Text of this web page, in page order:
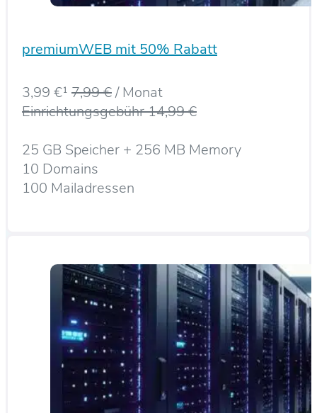
premiumWEB mit 50% Rabatt
3,99 €¹ 7,99 €/ Monat
Einrichtungsgebühr 14,99 €
25 GB Speicher + 256 MB Memory
10 Domains
100 Mailadressen